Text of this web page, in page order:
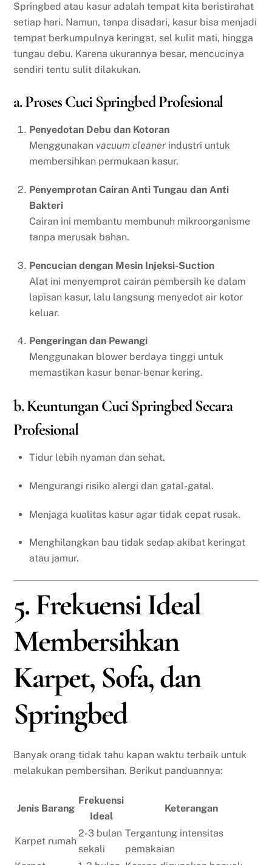
Springbed atau kasur adalah tempat kita beristirahat
setiap hari. Namun, tanpa disadari, kasur bisa menjadi
tempat berkumpulnya keringat, sel kulit mati, hingga
tungau debu. Karena ukurannya besar, mencucinya
sendiri tentu sulit dilakukan.
a. Proses Cuci Springbed Profesional
Penyedotan Debu dan Kotoran
Menggunakan vacuum cleaner industri untuk
membersihkan permukaan kasur.
Penyemprotan Cairan Anti Tungau dan Anti
Bakteri
Cairan ini membantu membunuh mikroorganisme
tanpa merusak bahan.
Pencucian dengan Mesin Injeksi-Suction
Alat ini menyemprot cairan pembersih ke dalam
lapisan kasur, lalu langsung menyedot air kotor
keluar.
Pengeringan dan Pewangi
Menggunakan blower berdaya tinggi untuk
memastikan kasur benar-benar kering.
b. Keuntungan Cuci Springbed Secara
Profesional
Tidur lebih nyaman dan sehat.
Mengurangi risiko alergi dan gatal-gatal.
Menjaga kualitas kasur agar tidak cepat rusak.
Menghilangkan bau tidak sedap akibat keringat
atau jamur.
5. Frekuensi Ideal
Membersihkan
Karpet, Sofa, dan
Springbed
Banyak orang tidak tahu kapan waktu terbaik untuk
melakukan pembersihan. Berikut panduannya:
Jenis Barang
Frekuensi
Ideal
Keterangan
Karpet rumah
2-3 bulan
sekali
Tergantung intensitas
pemakaian